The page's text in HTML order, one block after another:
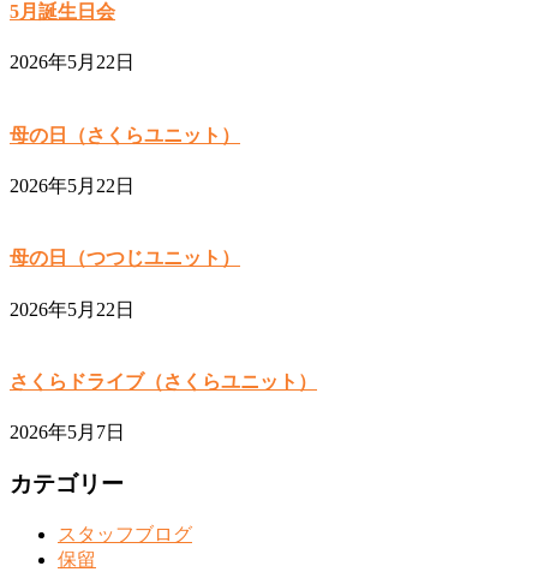
5月誕生日会
2026年5月22日
母の日（さくらユニット）
2026年5月22日
母の日（つつじユニット）
2026年5月22日
さくらドライブ（さくらユニット）
2026年5月7日
カテゴリー
スタッフブログ
保留